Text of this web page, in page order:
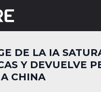
DE LA IA
Y DEVUELVE
CHINA